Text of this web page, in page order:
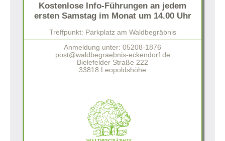
Kostenlose Info-Führungen an jedem
ersten Samstag im Monat um 14.00 Uhr
Treffpunkt: Parkplatz am Waldbegräbnis
Anmeldung unter: 05208-1876
post@waldbegraebnis-eckendorf.de
Bielefelder Straße 222
33818 Leopoldshöhe